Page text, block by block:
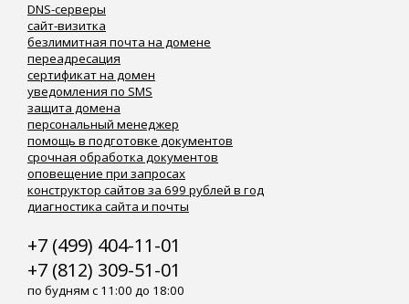
DNS-серверы
сайт-визитка
безлимитная почта на домене
переадресация
сертификат на домен
уведомления по SMS
защита домена
персональный менеджер
помощь в подготовке документов
срочная обработка документов
оповещение при запросах
конструктор сайтов за 699 рублей в год
диагностика сайта и почты
+7 (499) 404-11-01
+7 (812) 309-51-01
по будням с 11:00 до 18:00